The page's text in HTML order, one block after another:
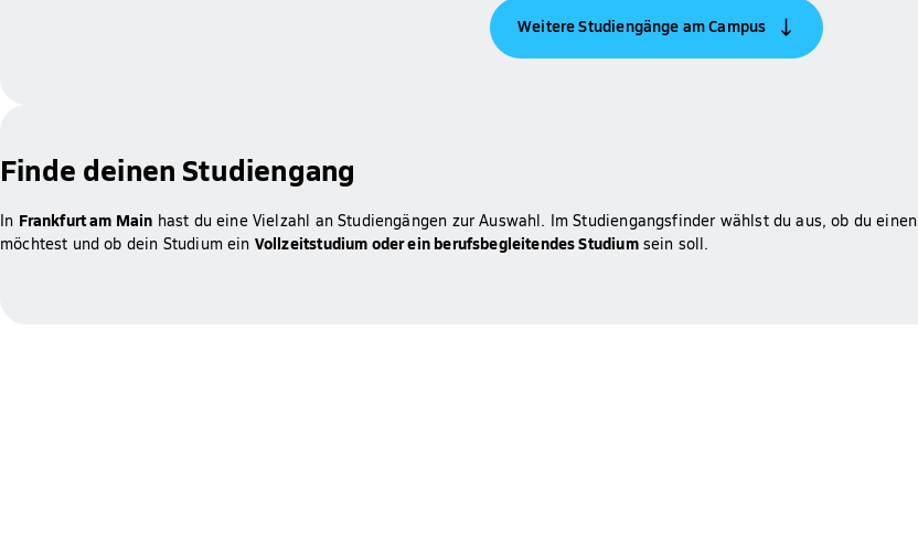
Weitere Studiengänge am Campus
Finde deinen Studiengang
In Frankfurt am Main hast du eine Vielzahl an Studiengängen zur Auswahl. Im Studiengangsfinder wählst du aus, ob du einen
möchtest und ob dein Studium ein Vollzeitstudium oder ein berufsbegleitendes Studiumsein soll.